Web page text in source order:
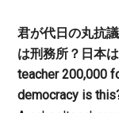
君が代日の丸抗
は刑務所？日本
teacher 200,000
democracy is